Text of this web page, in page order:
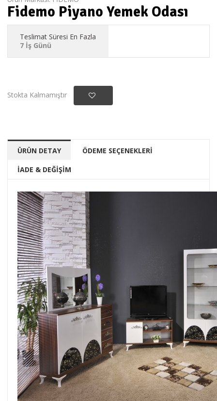
Fidemo Piyano Yemek Odası
Teslimat Süresi En Fazla
7 İş Günü
Stokta Kalmamıştır
ÜRÜN DETAY ÖDEME SEÇENEKLERİ
İADE & DEĞİŞİM